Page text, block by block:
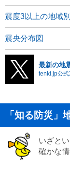
震度3以上の地域
震央分布図
最新の地
tenki.jp公式
「知る防災」
いざと
確かな